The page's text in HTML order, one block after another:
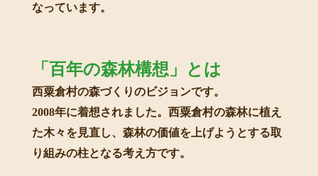
なっています。
「百年の森林構想」とは
西粟倉村の森づくりのビジョンです。
2008年に着想されました。西粟倉村の森林に植え
た木々を見直し、森林の価値を上げようとする取
り組みの柱となる考え方です。